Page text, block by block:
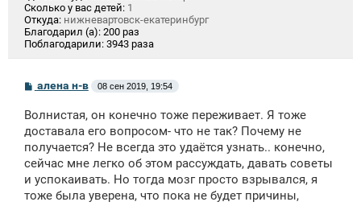
Сколько у вас детей: 1
Откуда: нижневартовск-екатеринбург
Благодарил (а): 200 раз
Поблагодарили: 3943 раза
С
б
щ
н
и
алена н-в 08 сен 2019, 19:54
Волнистая, он конечно тоже переживает. Я тоже
доставала его вопросом- что не так? Почему не
получается? Не всегда это удаётся узнать.. конечно,
сейчас мне легко об этом рассуждать, давать советы
и успокаивать. Но тогда мозг просто взрывался, я
тоже была уверена, что пока не будет причины,